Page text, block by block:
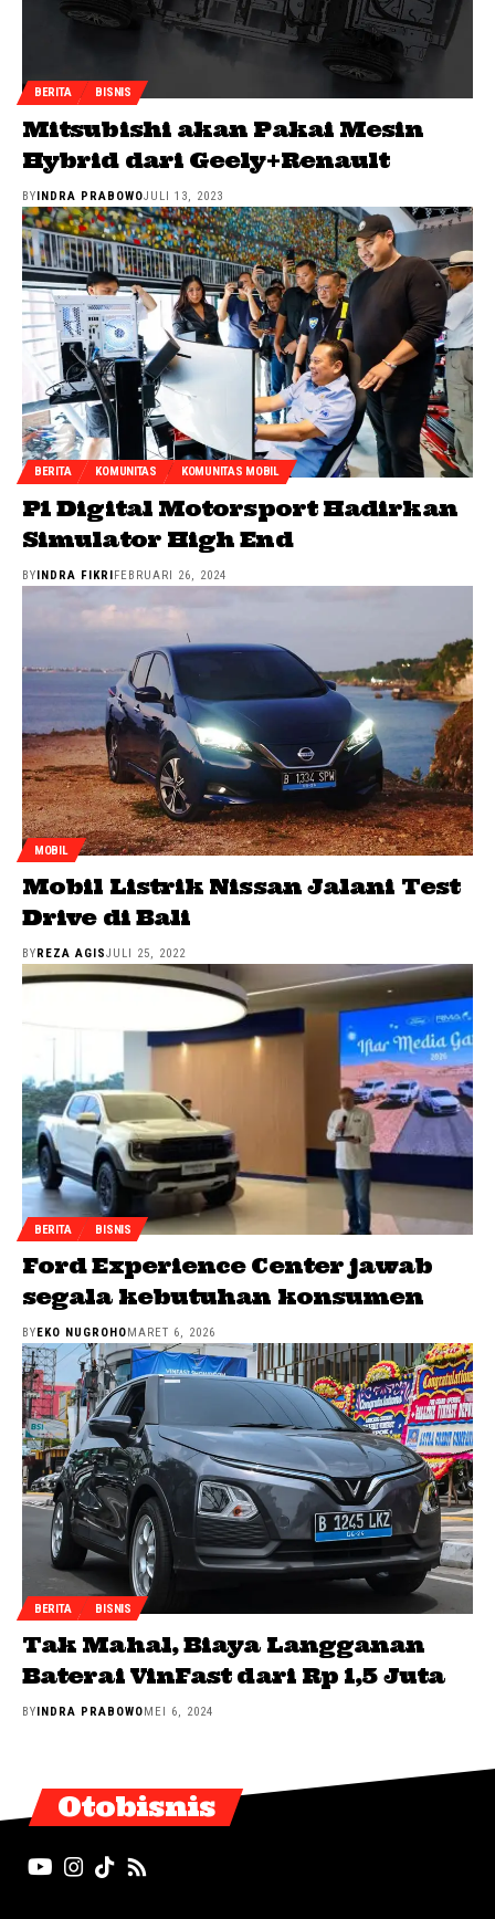
BERITA BISNIS
Mitsubishi akan Pakai Mesin
Hybrid dari Geely+Renault
BYINDRA PRABOWOJULI 13, 2023
BERITA KOMUNITAS KOMUNITAS MOBIL
P1 Digital Motorsport Hadirkan
Simulator High End
BYINDRA FIKRIFEBRUARI 26, 2024
MOBIL
Mobil Listrik Nissan Jalani Test
Drive di Bali
BY REZA AGISJULI 25, 2022
BERITA BISNIS
Ford Experience Center jawab
segala kebutuhan konsumen
BY EKO NUGROHO MARET 6, 2026
BERITA BISNIS
Tak Mahal, Biaya Langganan
Baterai VinFast dari Rp 1,5 Juta
BYINDRA PRABOWOMEI 6, 2024
Otobisnis